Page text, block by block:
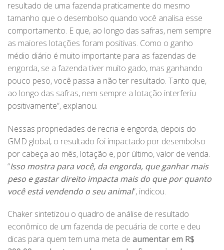
resultado de uma fazenda praticamente do mesmo
tamanho que o desembolso quando você analisa esse
comportamento. E que, ao longo das safras, nem sempre
as maiores lotações foram positivas. Como o ganho
médio diário é muito importante para as fazendas de
engorda, se a fazenda tiver muito gado, mas ganhando
pouco peso, você passa a não ter resultado. Tanto que,
ao longo das safras, nem sempre a lotação interferiu
positivamente”, explanou.
Nessas propriedades de recria e engorda, depois do
GMD global, o resultado foi impactado por desembolso
por cabeça ao mês, lotação e, por último, valor de venda.
“Isso mostra para você, da engorda, que ganhar mais
peso e gastar direito impacta mais do que por quanto
você está vendendo o seu animal”, indicou.
Chaker sintetizou o quadro de análise de resultado
econômico de um fazenda de pecuária de corte e deu
dicas para quem tem uma meta de aumentar em R$